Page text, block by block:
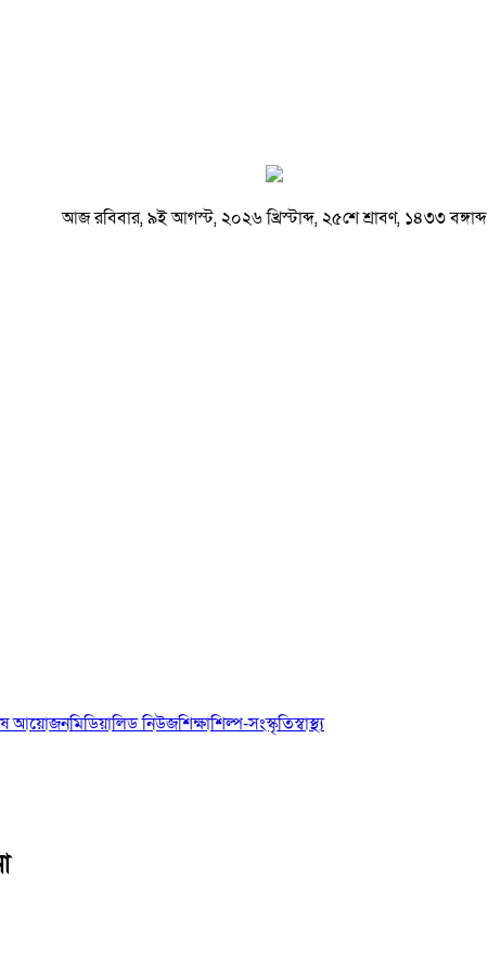
আজ রবিবার, ৯ই আগস্ট, ২০২৬ খ্রিস্টাব্দ, ২৫শে শ্রাবণ, ১৪৩৩ বঙ্গাব্দ
আয়োজনমিডিয়ালিড নিউজশিক্ষাশিল্প-সংস্কৃতিস্বাস্থ্য